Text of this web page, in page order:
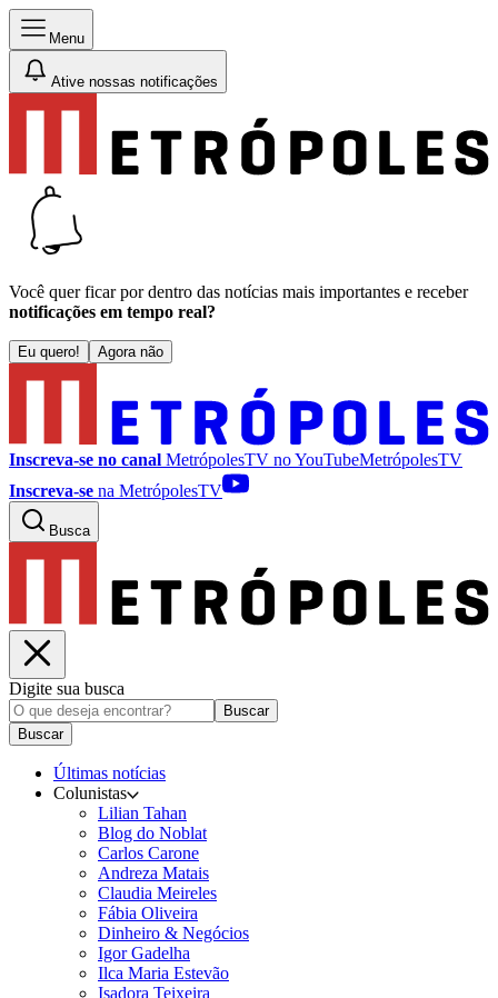
Menu
Ative nossas notificações
Você quer ficar por dentro das notícias mais importantes e receber
notificações em tempo real?
Eu quero! Agora não
Inscreva-se no canal MetrópolesTV noYouTubeMetrópolesTV
Inscreva-se na MetrópolesTV
Busca
Digite sua busca
Buscar
Buscar
Últimas notícias
Colunistas
Lilian Tahan
Blog do Noblat
Carlos Carone
Andreza Matais
Claudia Meireles
Fábia Oliveira
Dinheiro & Negócios
Igor Gadelha
Ilca Maria Estevão
Isadora Teixeira